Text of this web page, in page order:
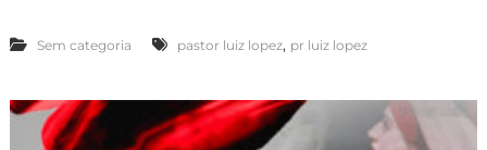
Sem categoria pastor luiz lopez, pr luiz lopez